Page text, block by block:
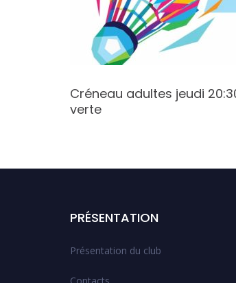
Créneau adultes jeudi
verte
PRÉSENTATION
Présentation du club